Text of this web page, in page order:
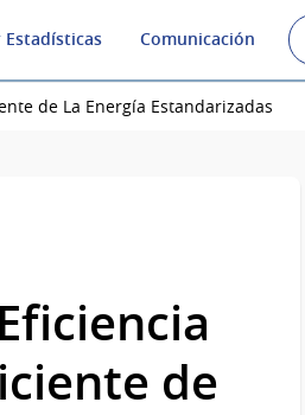
Estadísticas Comunicación
de La Energía Estandarizadas
de